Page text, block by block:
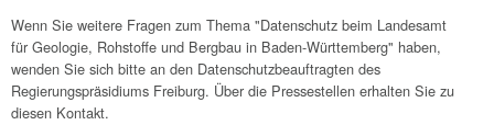
Wenn Sie weitere Fragen zum Thema "Datenschutz beim Landesamt
für Geologie, Rohstoffe und Bergbau in Baden-Württemberg" haben,
wenden Sie sich bitte an den Datenschutzbeauftragten des
Regierungspräsidiums Freiburg. Über die Pressestellen erhalten Sie zu
diesen Kontakt.